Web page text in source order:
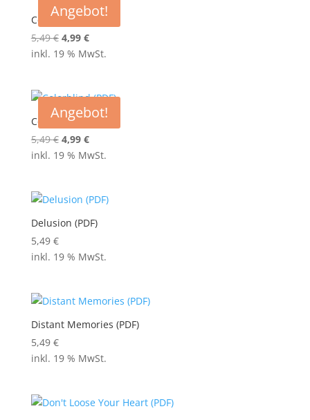
Angebot!
Cold Sun (PDF)
5,49€ Ursprünglicher
Preis
4,99 €Aktueller
Preis
inkl. 19 % MwSt.
Angebot!
Colorblind (PDF)
5,49€ Ursprünglicher
Preis
4,99 €Aktueller
Preis
inkl. 19 % MwSt.
Delusion (PDF)
5,49 €
inkl. 19 % MwSt.
Distant Memories (PDF)
5,49 €
inkl. 19 % MwSt.